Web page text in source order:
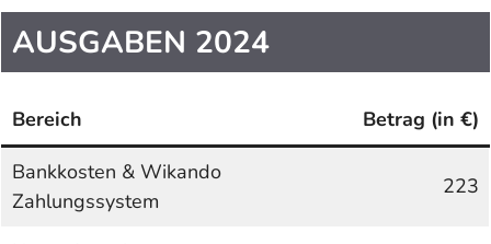
AUSGABEN 2024
Bereich
Betrag (in €)
Bankkosten & Wikando
Zahlungssystem
223